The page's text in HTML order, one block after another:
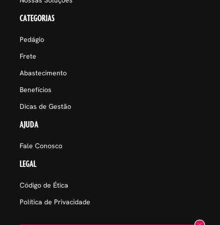
CATEGORIAS
Pedágio
Frete
Abastecimento
Benefícios
Dicas de Gestão
AJUDA
Fale Conosco
LEGAL
Código de Ética
Política de Privacidade